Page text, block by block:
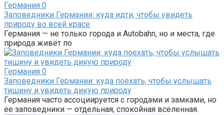
Германия 0
Заповедники Германии: куда идти, чтобы увидеть
природу во всей красе
Германия — не только города и Autobahn, но и места, где
природа живёт по
Германия 0
Заповедники Германии: куда поехать, чтобы услышать
тишину и увидеть дикую природу
Германия часто ассоциируется с городами и замками, но
ее заповедники — отдельная, спокойная вселенная.